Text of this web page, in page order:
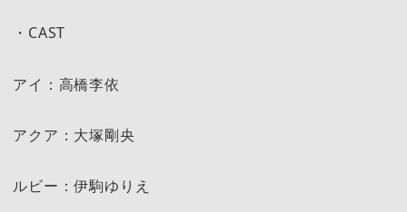
・CAST
アイ：高橋李依
アクア：大塚剛央
ルビー：伊駒ゆりえ